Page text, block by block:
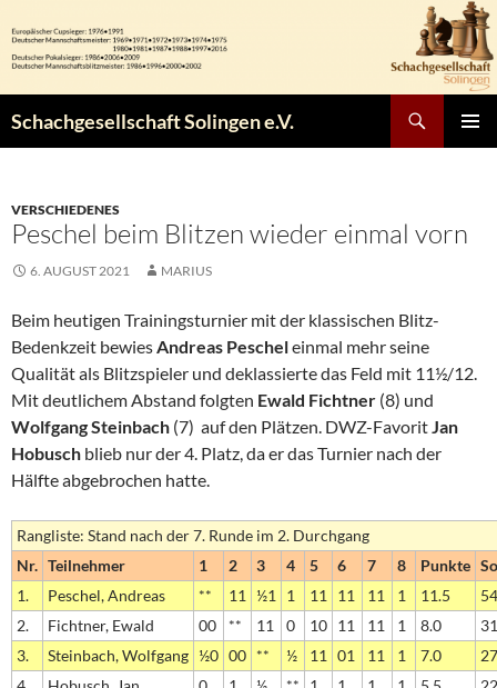
Inhalt
springen
Schachgesellschaft Solingen e.V.
VERSCHIEDENES
Peschel beim Blitzen wieder einmal vorn
6. AUGUST 2021 MARIUS
Beim heutigen Trainingsturnier mit der klassischen Blitz-
Bedenkzeit bewiesAndreas Pescheleinmal mehr seine
Qualität als Blitzspieler und deklassierte das Feld mit 11½/12.
Mit deutlichem Abstand folgten Ewald Fichtner (8) und
Wolfgang Steinbach (7) auf den Plätzen. DWZ-FavoritJan
Hobusch blieb nur der 4. Platz, da er das Turnier nach der
Hälfte abgebrochen hatte.
Rangliste: Stand nach der 7. Runde im 2. Durchgang
Nr. Teilnehmer 1 2 3 4 5 6 7 8 Punkte
1.
Peschel, Andreas ** 11 ½1 1 11 11 11 1 11.5
2.
Fichtner, Ewald 00 ** 11 0 10 11 11 1 8.0
3.
Steinbach, Wolfgang ½0 00 ** ½ 11 01 11 1 7.0